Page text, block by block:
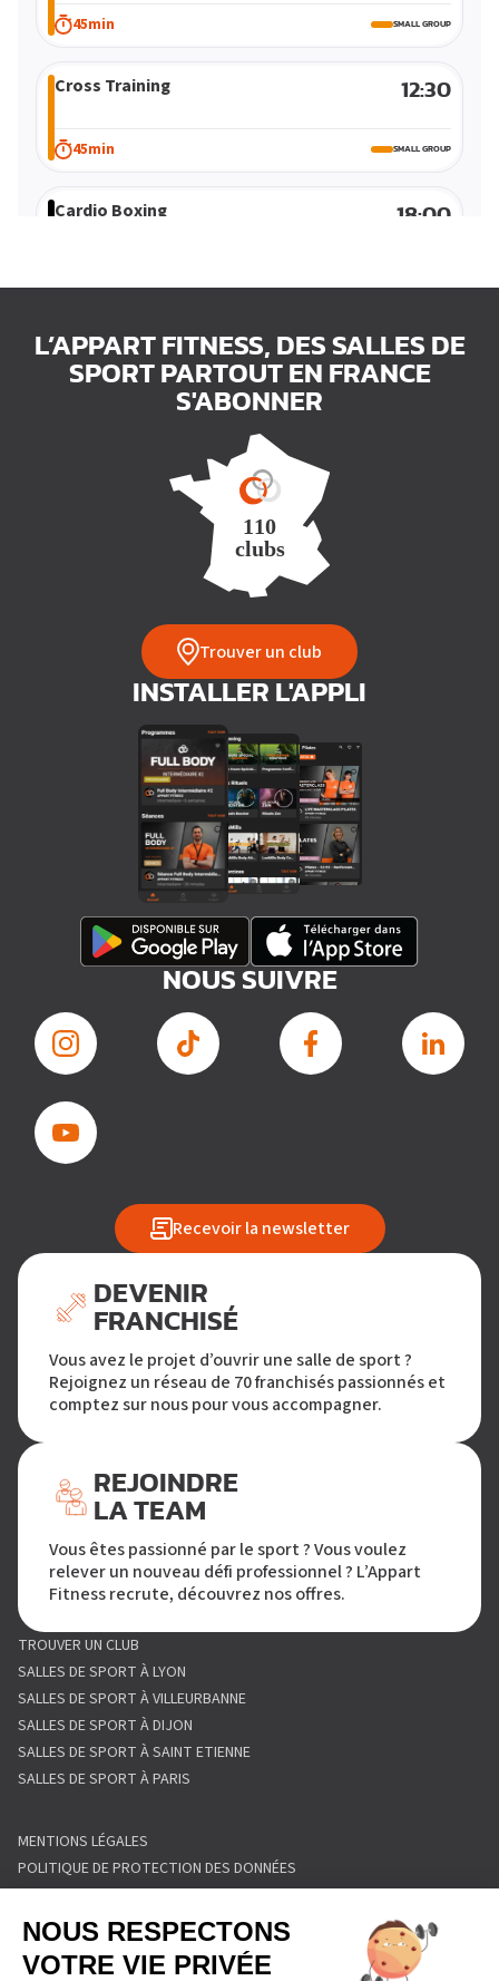
Sports de combat
Méthode douce
45min SMALL GROUP
Cross Training 12:30
45min SMALL GROUP
Cardio Boxing 18:00
Abdos Fessiers 18:45
L’APPART FITNESS, DES SALLES DE
SPORT PARTOUT EN FRANCE
S'ABONNER
Trouver un club
INSTALLER L'APPLI
NOUS SUIVRE
Recevoir la newsletter
DEVENIR
FRANCHISÉ
Vous avez le projet d’ouvrir une salle de sport ?
Rejoignez un réseau de 70 franchisés passionnés et
comptez sur nous pour vous accompagner.
REJOINDRE
LA TEAM
Vous êtes passionné par le sport ? Vous voulez
relever un nouveau défi professionnel ? L’Appart
Fitness recrute, découvrez nos offres.
TROUVER UN CLUB
SALLES DE SPORT À LYON
SALLES DE SPORT À VILLEURBANNE
SALLES DE SPORT À DIJON
SALLES DE SPORT À SAINT ETIENNE
SALLES DE SPORT À PARIS
MENTIONS LÉGALES
POLITIQUE DE PROTECTION DES DONNÉES
POLITIQUE COOKIES
CONDITIONS GÉNÉRALES DE VENTE
FORMULAIRE DE RETRACTATION